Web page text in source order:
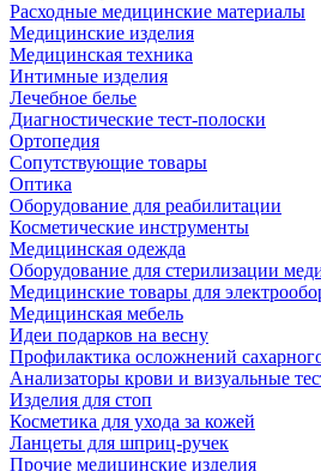
Расходные медицинские материалы
Медицинские изделия
Медицинская техника
Интимные изделия
Лечебное белье
Диагностические тест-полоски
Ортопедия
Сопутствующие товары
Оптика
Оборудование для реабилитации
Косметические инструменты
Медицинская одежда
Оборудование для стерилизации
Медицинские товары для
Медицинская мебель
Идеи подарков на весну
Профилактика осложнений
Анализаторы крови и визуальные
Изделия для стоп
Косметика для ухода за кожей
Ланцеты для шприц-ручек
Прочие медицинские изделия